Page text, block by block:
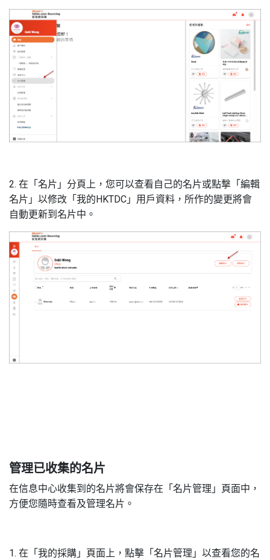
2. 在「名片」分頁上，您可以查看自己的名片或點撃「編輯
名片」以修改「我的HKTDC」用戶資料，所作的變更將會
自動更新到名片中。
管理已收集的名片
在信息中心收集到的名片將會保存在「名片管理」頁面中，
方便您隨時查看及管理名片。
1. 在「我的採購」頁面上，點擊「名片管理」以查看您的名